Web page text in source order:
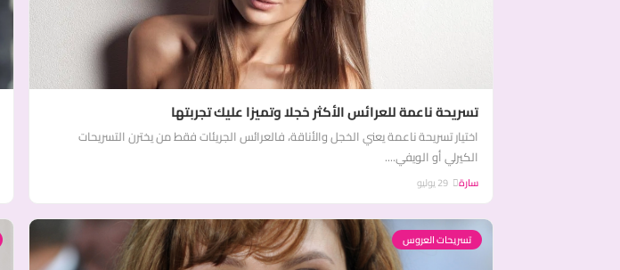
تسريحة ناعمة للعرائس الأكثر خجلا وتميزا عليك تجربتها
اختيار تسريحة ناعمة يعني الخجل والأناقة، فالعرائس الجريئات فقط من يخترن التسريحات
الكيرلي أو الويفي....
سارة
تسريحات العروس